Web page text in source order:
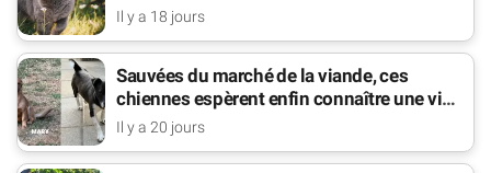
Il y a 18 jours
Sauvées du marché de la viande, ces
chiennes espèrent enfin connaître une vie
de famille
Il y a 20 jours